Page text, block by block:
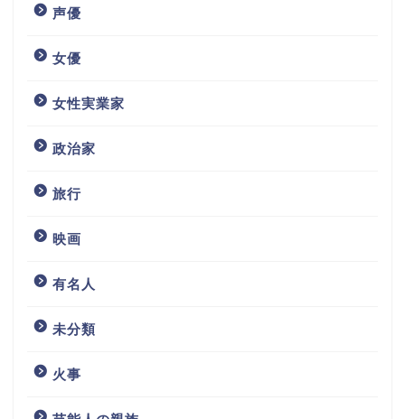
声優
女優
女性実業家
政治家
旅行
映画
有名人
未分類
火事